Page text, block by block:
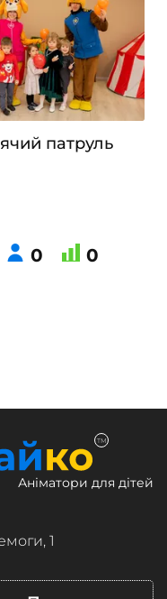
патруль
0 0
TM
Аніматори для дітей
1